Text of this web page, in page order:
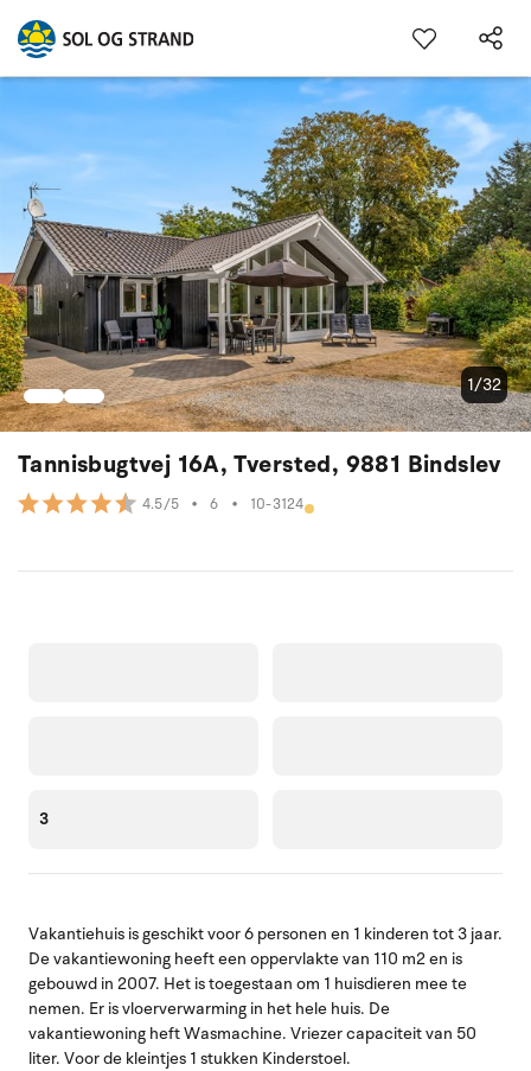
Tannisbugtvej 16A, Tversted, 9881 Bindslev
4.5/5 • 6 • 10-3124
1/32
3
Vakantiehuis is geschikt voor 6 personen en 1 kinderen tot 3 jaar.
De vakantiewoning heeft een oppervlakte van 110 m2 en is
gebouwd in 2007. Het is toegestaan om 1 huisdieren mee te
nemen. Er is vloerverwarming in het hele huis. De
vakantiewoning heft Wasmachine. Vriezer capaciteit van 50
liter. Voor de kleintjes 1 stukken Kinderstoel.